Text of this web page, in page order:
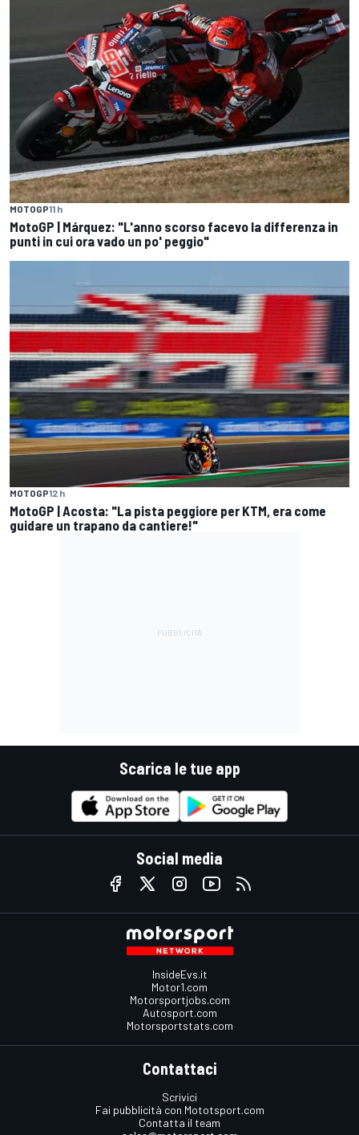
MOTOGP11 h
MotoGP | Márquez: "L'anno scorso facevo la differenza in
punti in cui ora vado un po' peggio"
MOTOGP12 h
MotoGP | Acosta: "La pista peggiore per KTM, era come
guidare un trapano da cantiere!"
Scarica le tue app
Social media
InsideEvs.it
Motor1.com
Motorsportjobs.com
Autosport.com
Motorsportstats.com
Contattaci
Scrivici
Fai pubblicità con Mototsport.com
Contatta il team